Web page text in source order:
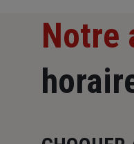
Notre